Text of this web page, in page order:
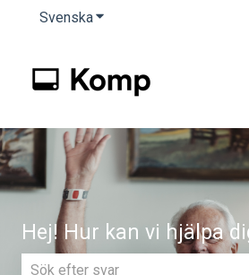
SvenskaVisa undermenyer för
Hej! Hur kan vi hjälpa